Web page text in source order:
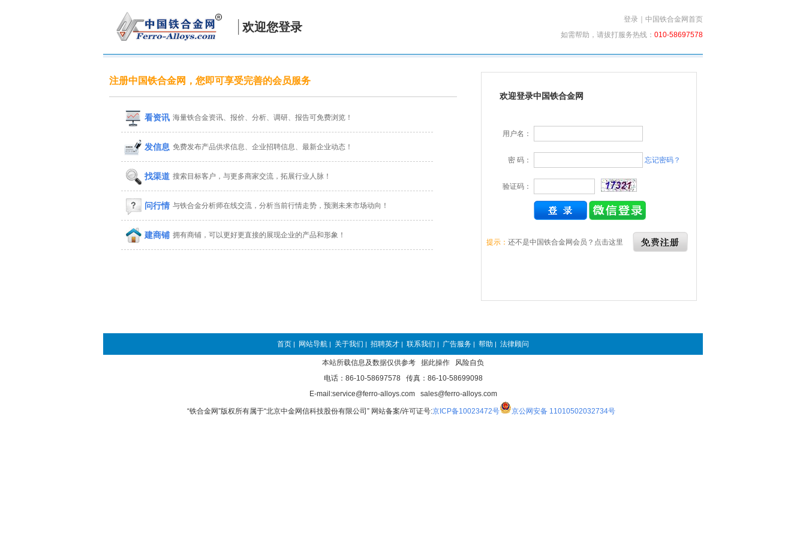
欢迎您登录
登录
中国铁合金网首页
如需帮助，请拔打服务热线： 010-58697578
注册中国铁合金网，您即可享受完善的会员服务
看资讯 海量铁合金资讯、报价、分析、调研、报告可免费浏览！
发信息 免费发布产品供求信息、企业招聘信息、最新企业动态！
找渠道 搜索目标客户，与更多商家交流，拓展行业人脉！
问行情 与铁合金分析师在线交流，分析当前行情走势，预测未来市场动向！
建商铺 拥有商铺，可以更好更直接的展现企业的产品和形象！
欢迎登录中国铁合金网
用户名：
密 码： 忘记密码？
验证码：
提示： 还不是中国铁合金网会员？点击这里
首页 | 网站导航 | 关于我们 | 招聘英才 | 联系我们 | 广告服务 | 帮助 | 法律顾问
本站所载信息及数据仅供参考 据此操作 风险自负
电话：86-10-58697578 传真：86-10-58699098
E-mail:service@ferro-alloys.com sales@ferro-alloys.com
“铁合金网”版权所有属于“北京中金网信科技股份有限公司” 网站备案/许可证号:京ICP备10023472号 京公网安备 11010502032734号